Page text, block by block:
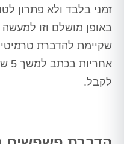
זמני בלבד ולא פתרון
באופן מושלם וזו
שקיימת להדברת
לקבל.